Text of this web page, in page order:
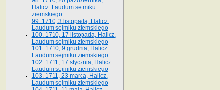
Halicz. Laudum sejmiku
ziemskiego
99. 1710, 3 listopada, Halicz.
Laudum sejmiku ziemskiego
100. 1710, 17 listopada, Halicz.
Laudum sejmiku ziemskiego
101. 1710, 9 grudnia, Halicz.
Laudum sejmiku ziemskiego
102. 1711, 17 stycznia, Halicz.
Laudum sejmiku ziemskiego
103. 1711, 23 marca, Halicz.
Laudum sejmiku ziemskiego